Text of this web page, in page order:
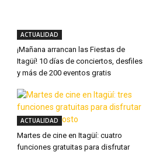
ACTUALIDAD
¡Mañana arrancan las Fiestas de
Itagüí! 10 días de conciertos, desfiles
y más de 200 eventos gratis
ACTUALIDAD
Martes de cine en Itagüí: cuatro
funciones gratuitas para disfrutar